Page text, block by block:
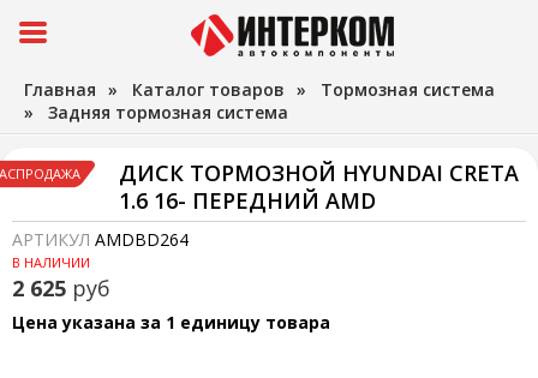
Главная » Каталог товаров » Тормозная система
» Задняя тормозная система
ДИСК ТОРМОЗНОЙ HYUNDAI CRETA
1.6 16- ПЕРЕДНИЙ AMD
АРТИКУЛ AMDBD264
В НАЛИЧИИ
2 625 руб
Цена указана за 1 единицу товара